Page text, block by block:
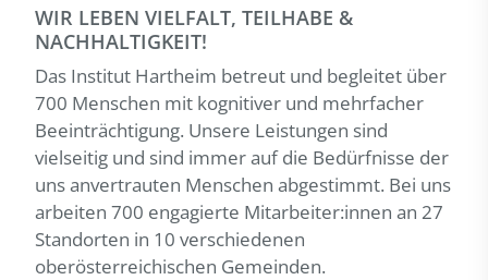
WIR LEBEN VIELFALT, TEILHABE &
NACHHALTIGKEIT!
Das Institut Hartheim betreut und begleitet über
700 Menschen mit kognitiver und mehrfacher
Beeinträchtigung. Unsere Leistungen sind
vielseitig und sind immer auf die Bedürfnisse der
uns anvertrauten Menschen abgestimmt. Bei uns
arbeiten 700 engagierte Mitarbeiter:innen an 27
Standorten in 10 verschiedenen
oberösterreichischen Gemeinden.